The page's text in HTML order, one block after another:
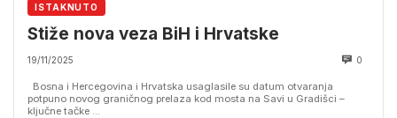
ISTAKNUTO
Stiže nova veza BiH i Hrvatske
19/11/2025 0
Bosna i Hercegovina i Hrvatska usaglasile su datum otvaranja
potpuno novog graničnog prelaza kod mosta na Savi u Gradišci –
ključne tačke ...